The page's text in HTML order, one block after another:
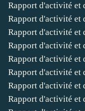
Rapport d'activité et
Rapport d'activité et
Rapport d'activité et
Rapport d'activité et
Rapport d'activité et
Rapport d'activité et
Rapport d'activité et
Rapport d'activité et